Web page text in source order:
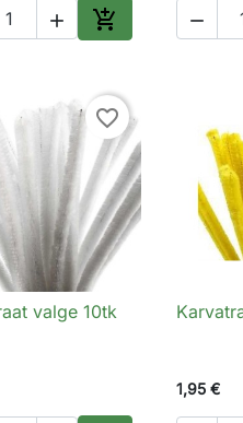
 
Lisa ostukorvi

favorite_border
Kiirvaade
valge 10tk 
1,95 €